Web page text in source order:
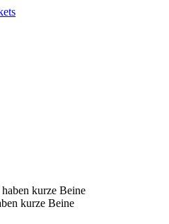
kurze Beine